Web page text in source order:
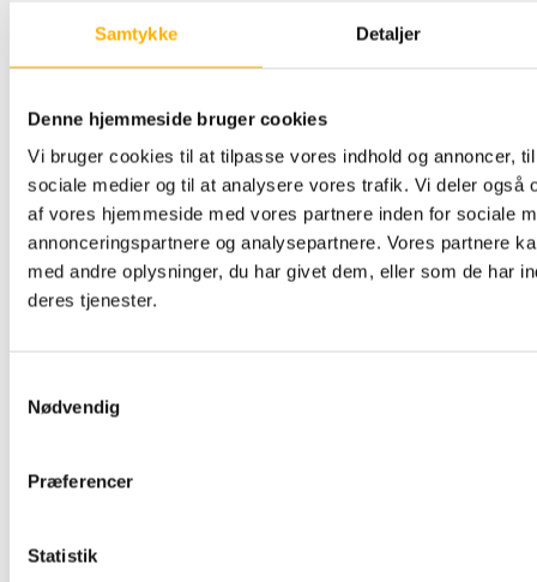
Samtykke Detaljer
Denne hjemmeside bruger cookies
Vi bruger cookies til at tilpasse vores indhold og annoncer,
sociale medier og til at analysere vores trafik. Vi deler også
af vores hjemmeside med vores partnere inden for sociale
annonceringspartnere og analysepartnere. Vores partnere
med andre oplysninger, du har givet dem, eller som de har
deres tjenester.
Nødvendig
Præferencer
Statistik
(2 stemmer, gennemsnit:4,00 ud af 5)
[addtoany]
LÆS FLERE
STRIBER